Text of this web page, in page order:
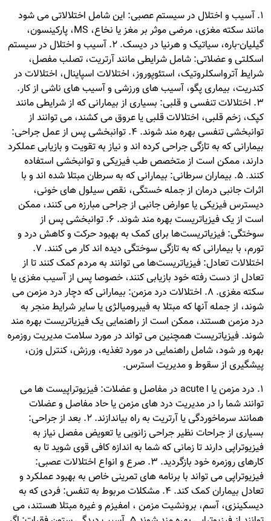
1. آسیب و اختلال در سیستم عصبی: این شامل اختلالاتی می شود
مانند سکته مغزی، مرضی موثر بر مغز یا نخاع، MS، پارکینسون،
گیلیان-باره، سیاتیک و هرنیا در دیسک. 2. آسیب و اختلال در سیستم
اسکلتی و عضلاتی: شامل شرایطی مانند آرتریت، تصلب مفصل،
شرایط آترواسکلروتیک، استئوپوروز، اختلالات اسپاینال، اختلالات در
کندریت، بیماری پگو، آسیب های ورزشی و آسیب های ناشی از کار.
3. اختلالات تنفسی و قلبی: بسیاری از بیمارانی که از شرایطی مانند
کپک، زخم قلبی، اختلالات قلبی یا عروق می کشند، می توانند از
توانبخشی تنفسی بهره مند شوند. 4. توانبخشی پس از عمل جراحی:
بیمارانی که به تازگی جراحی کرده اند و نیاز به تقویت و بازیابی عملکرد
دارند، ممکن است از متخصص طب فیزیکی و توانبخشی استفاده
کنند. 5. بیماران سرطانی: بیمارانی که به سرطان مبتلا شده اند و با
اثرات جانبی درمان از جمله خستگی، نقص سیلول های خونی،
دیسترس فیزیکی یا عوارض جانبی از جراحی مبارزه می کنند، ممکن
است از یک فیزیاتریست بهره مند شوند. 6. توانبخشی پس از
سوختگی: فیزیاتریست‌ها برای کمک به بهبود حرکت و کاهش درد و
تورم، با بیمارانی که به تازگی سوختگی دیده اند کار می کنند. 7.
اختلالات تعادل: فیزیاتریست‎‌ها می توانند به مردم کمک کنند تا از
تعادل از دست رفته خود بازیابی کنند، خصوصا پس از آسیب مغزی یا
سکته مغزی. 8. اختلالات درد مزمن: بیمارانی که دچار درد مزمن می
شوند، از جمله آنها که مبتلا به فیبرومیالژی یا سایر شرایط منجر به
درد مزمن هستند، ممکن است از راهنمایی یک فیزیاتریست بهره مند
شوند. فیزیاتریست همچنین می تواند در مورد سلامت مدیریت روزمره
بهره ور شود، شامل راهنمایی در مورد تغذیه، ورزش، کنترل وزن،
پیشگیری از سقوط و مدیریت استرس.
1. درد مزمن یا ا acute در مفاصل و عضلات: فیزیوتراپیست ها می
توانند شما را در مدیریت درد های مزمن یا حاد مفاصل و عضلات
همانند سرماخوردگی یا آرتریت به راه بیاندازند. 2. بعد از جراحی:
بسیاری از جراحات نظیر جراحی زانویی یا تعویض مفصل نیاز به
فیزیوتراپی دارند تا زمانی که شما به اندازه کافی قوی شوید تا به
کارهای روزمره خود بازگردید. 3. صرع و انواع اختلالات عصبی:
فیزیوتراپی می تواند با برنامه های تمرینی خاص به بهبود عملکرد و
تعادل بیماران کمک کند. 4. مشکلات مربوط به تنفس: فردی که به
دیسکینزی، آسم، برونشیت مزمن ، امفیزم و غیره مبتلا هستند، می